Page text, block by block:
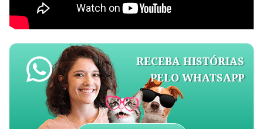
RECEBA HISTÓRIAS
PELO WHATSAPP